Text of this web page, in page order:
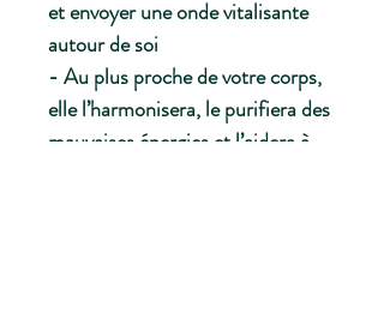
et envoyer une onde vitalisante
autour de soi
- Au plus proche de votre corps,
elle l’harmonisera, le purifiera des
mauvaises énergies et l’aidera à